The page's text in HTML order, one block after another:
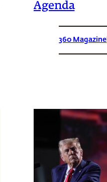
Agenda
360 Magazine